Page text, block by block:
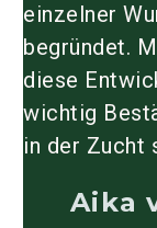
einzelner
begründet.
diese
wichtig
in der Zucht
Aika